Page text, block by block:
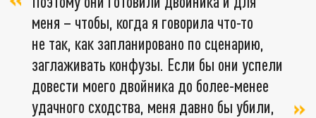
меня – чтобы, когда я говорила что-то
не так, как запланировано по сценарию,
заглаживать конфузы. Если бы они успели
довести моего двойника до более-менее
удачного сходства, меня давно бы убили,